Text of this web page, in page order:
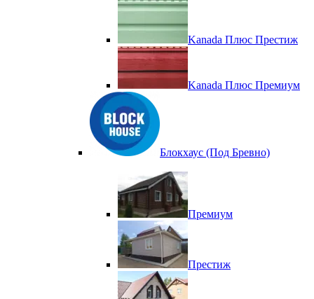
Kanada Плюс Престиж
Kanada Плюс Премиум
Блокхаус (Под Бревно)
Премиум
Престиж